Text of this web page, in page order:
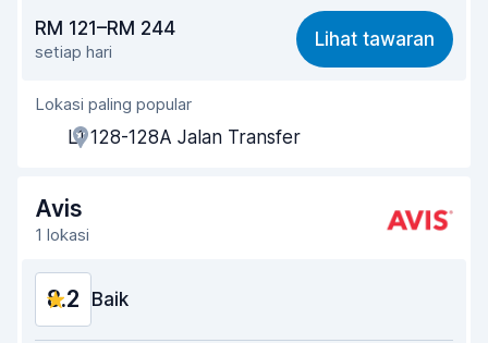
8.1
Mudah dicari 8.2
Kesediaan ejen membantu
Kepantasan pengambilan
Kepantasan penghantaran
Keadaan kereta
RM 121–RM 244
setiap hari
Lihat tawaran
Lokasi paling popular
L1 128-128A Jalan Transfer
Avis
1 lokasi
8.2 Baik